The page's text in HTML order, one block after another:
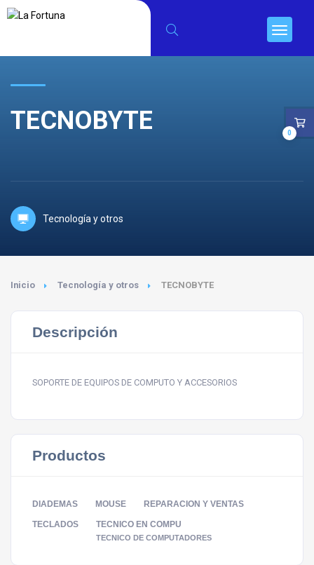
TECNOBYTE
Tecnología y otros
Inicio Tecnología y otros TECNOBYTE
Descripción
SOPORTE DE EQUIPOS DE COMPUTO Y ACCESORIOS
Productos
DIADEMAS MOUSE REPARACION Y VENTAS
TECLADOS TECNICO EN COMPU
TECNICO DE COMPUTADORES
0